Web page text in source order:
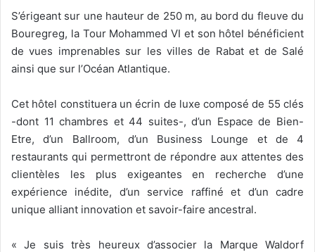
S’érigeant sur une hauteur de 250 m, au bord du fleuve du
Bouregreg, la Tour Mohammed VI et son hôtel bénéficient
de vues imprenables sur les villes de Rabat et de Salé
ainsi que sur l’Océan Atlantique.
Cet hôtel constituera un écrin de luxe composé de 55 clés
-dont 11 chambres et 44 suites-, d’un Espace de Bien-
Etre, d’un Ballroom, d’un Business Lounge et de 4
restaurants qui permettront de répondre aux attentes des
clientèles les plus exigeantes en recherche d’une
expérience inédite, d’un service raffiné et d’un cadre
unique alliant innovation et savoir-faire ancestral.
« Je suis très heureux d’associer la Marque Waldorf